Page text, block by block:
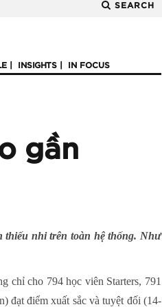
SEARCH
INSIGHTS IN FOCUS
gần
thiếu nhi trên toàn hệ thống. Như
chỉ cho 794 học viên Starters, 791
đạt điểm xuất sắc và tuyệt đối (14-